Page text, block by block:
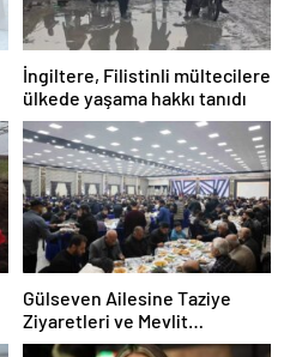
İngiltere, Filistinli mültecilere
ülkede yaşama hakkı tanıdı
Gülseven Ailesine Taziye
Ziyaretleri ve Mevlit
Programları Düzenlendi